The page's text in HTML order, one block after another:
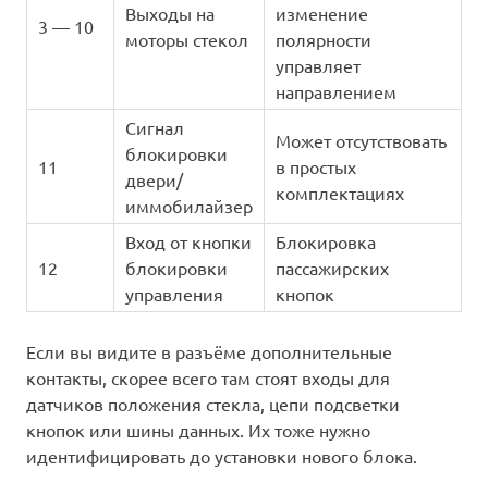
3 — 10
Выходы на
моторы стекол
изменение
полярности
управляет
направлением
11
Сигнал
блокировки
двери/
иммобилайзер
Может отсутствовать
в простых
комплектациях
12
Вход от кнопки
блокировки
управления
Блокировка
пассажирских
кнопок
Если вы видите в разъёме дополнительные
контакты, скорее всего там стоят входы для
датчиков положения стекла, цепи подсветки
кнопок или шины данных. Их тоже нужно
идентифицировать до установки нового блока.